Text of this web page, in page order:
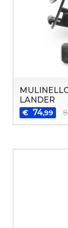
LANDER
€ 74,99